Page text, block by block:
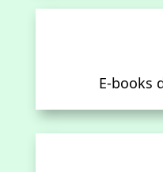
E-books